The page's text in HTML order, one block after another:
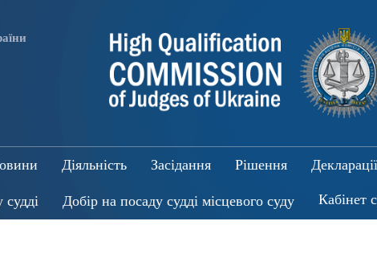
Діяльність Засідання Рішення Декларації
Добір на посаду судді місцевого суду Кабінет